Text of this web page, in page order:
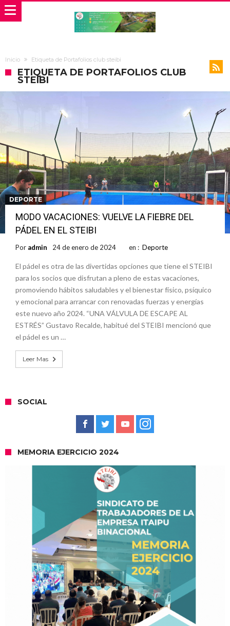
Inicio Etiqueta de Portafolios club steibi
ETIQUETA DE PORTAFOLIOS CLUB
STEIBI
DEPORTE
MODO VACACIONES: VUELVE LA FIEBRE DEL
PÁDEL EN EL STEIBI
Por admin 24 de enero de 2024 en : Deporte
El pádel es otra de las divertidas opciones que tiene el STEIBI
para los socios que disfrutan a pleno de estas vacaciones,
promoviendo hábitos saludables y el bienestar físico, psíquico
y emocional para arrancar con renovadas fuerzas y energías
este nuevo año 2024. “UNA VÁLVULA DE ESCAPE AL
ESTRÉS” Gustavo Recalde, habitué del STEIBI mencionó que
el pádel es un …
Leer Mas
SOCIAL
MEMORIA EJERCICIO 2024